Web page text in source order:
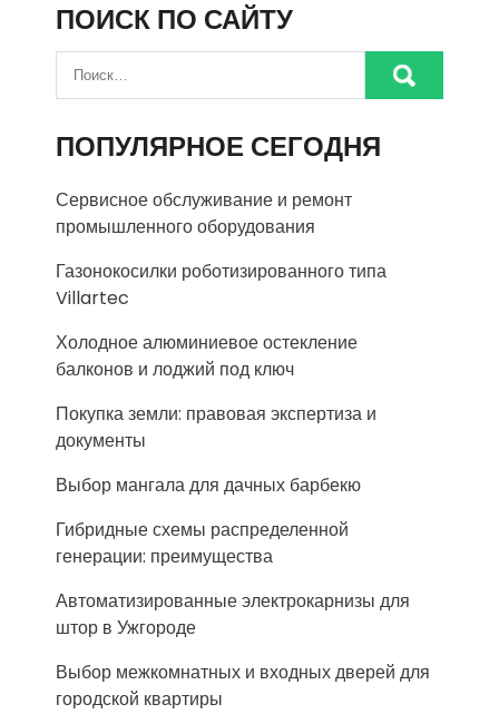
ПОИСК ПО САЙТУ
ПОПУЛЯРНОЕ СЕГОДНЯ
Сервисное обслуживание и ремонт
промышленного оборудования
Газонокосилки роботизированного типа
Villartec
Холодное алюминиевое остекление
балконов и лоджий под ключ
Покупка земли: правовая экспертиза и
документы
Выбор мангала для дачных барбекю
Гибридные схемы распределенной
генерации: преимущества
Автоматизированные электрокарнизы для
штор в Ужгороде
Выбор межкомнатных и входных дверей для
городской квартиры